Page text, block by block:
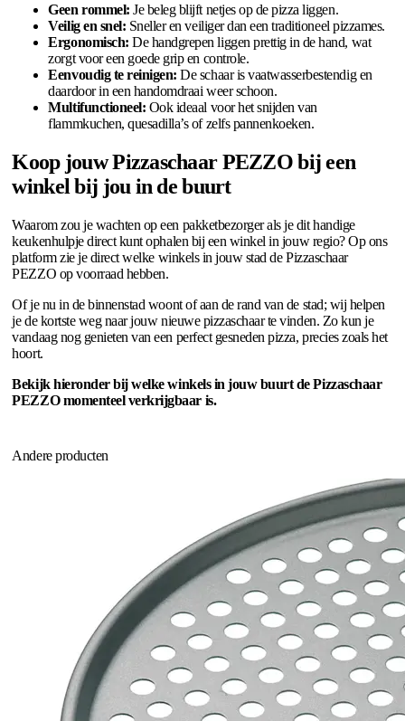
Geen rommel: Je beleg blijft netjes op de pizza liggen.
Veilig en snel: Sneller en veiliger dan een traditioneel pizzames.
Ergonomisch: De handgrepen liggen prettig in de hand, wat
zorgt voor een goede grip en controle.
Eenvoudig te reinigen: De schaar is vaatwasserbestendig en
daardoor in een handomdraai weer schoon.
Multifunctioneel: Ook ideaal voor het snijden van
flammkuchen, quesadilla’s of zelfs pannenkoeken.
Koop jouw Pizzaschaar PEZZO bij een
winkel bij jou in de buurt
Waarom zou je wachten op een pakketbezorger als je dit handige
keukenhulpje direct kunt ophalen bij een winkel in jouw regio? Op ons
platform zie je direct welke winkels in jouw stad de Pizzaschaar
PEZZO op voorraad hebben.
Of je nu in de binnenstad woont of aan de rand van de stad; wij helpen
je de kortste weg naar jouw nieuwe pizzaschaar te vinden. Zo kun je
vandaag nog genieten van een perfect gesneden pizza, precies zoals het
hoort.
Bekijk hieronder bij welke winkels in jouw buurt de Pizzaschaar
PEZZO momenteel verkrijgbaar is.
Andere producten